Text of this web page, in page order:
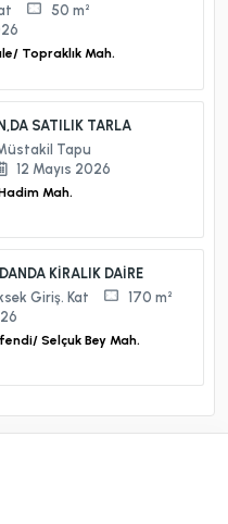
50 m²
Topraklık Mah.
SATILIK TARLA
Tapu
12 Mayıs 2026
Mah.
KİRALIK DAİRE
Giriş. Kat
170 m²
Selçuk Bey Mah.